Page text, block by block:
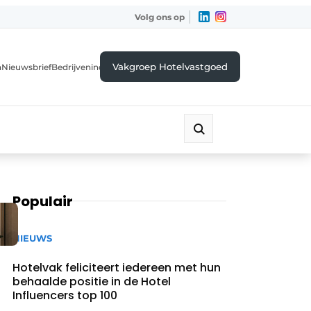
Volg ons op
NieuwsbriefBedrijvenindexVakgroep Hotelvastgoed
Populair
NIEUWS
Hotelvak feliciteert iedereen met hun
behaalde positie in de Hotel
Influencers top 100